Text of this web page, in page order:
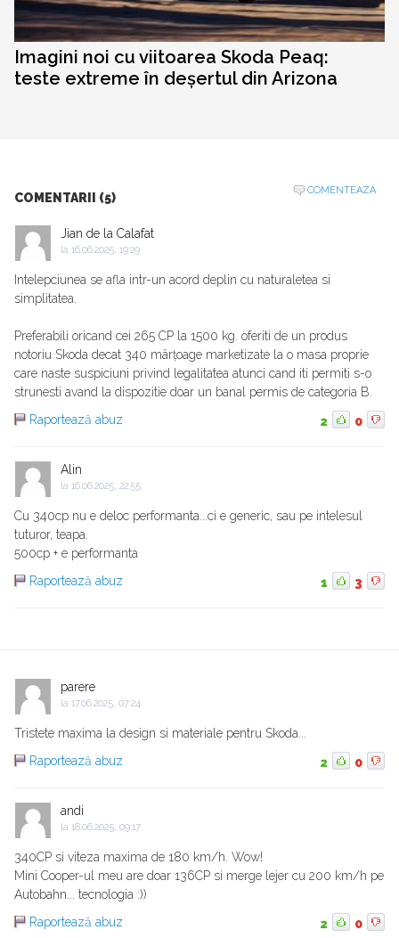
Imagini noi cu viitoarea Skoda Peaq:
teste extreme în deșertul din Arizona
COMENTARII (5)
COMENTEAZA
Jian de la Calafat
la 16.06.2025, 19:29
Intelepciunea se afla intr-un acord deplin cu naturaletea si
simplitatea.
Preferabili oricand cei 265 CP la 1500 kg. oferiti de un produs
notoriu Skoda decat 340 mârțoage marketizate la o masa proprie
care naste suspiciuni privind legalitatea atunci cand iti permiti s-o
strunesti avand la dispozitie doar un banal permis de categoria B.
Raportează abuz
2 0
Alin
la 16.06.2025, 22:55
Cu 340cp nu e deloc performanta...ci e generic, sau pe intelesul
tuturor, teapa.
500cp + e performanta
Raportează abuz
1 3
parere
la 17.06.2025, 07:24
Tristete maxima la design si materiale pentru Skoda...
Raportează abuz
2 0
andi
la 18.06.2025, 09:17
340CP si viteza maxima de 180 km/h. Wow!
Mini Cooper-ul meu are doar 136CP si merge lejer cu 200 km/h pe
Autobahn... tecnologia :))
Raportează abuz
2 0